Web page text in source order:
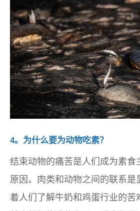
4。为什么要为动物吃素？
结束动物的痛苦是人们成为素食
原因。肉类和动物之间的联系是
着人们了解牛奶和鸡蛋行业的苦